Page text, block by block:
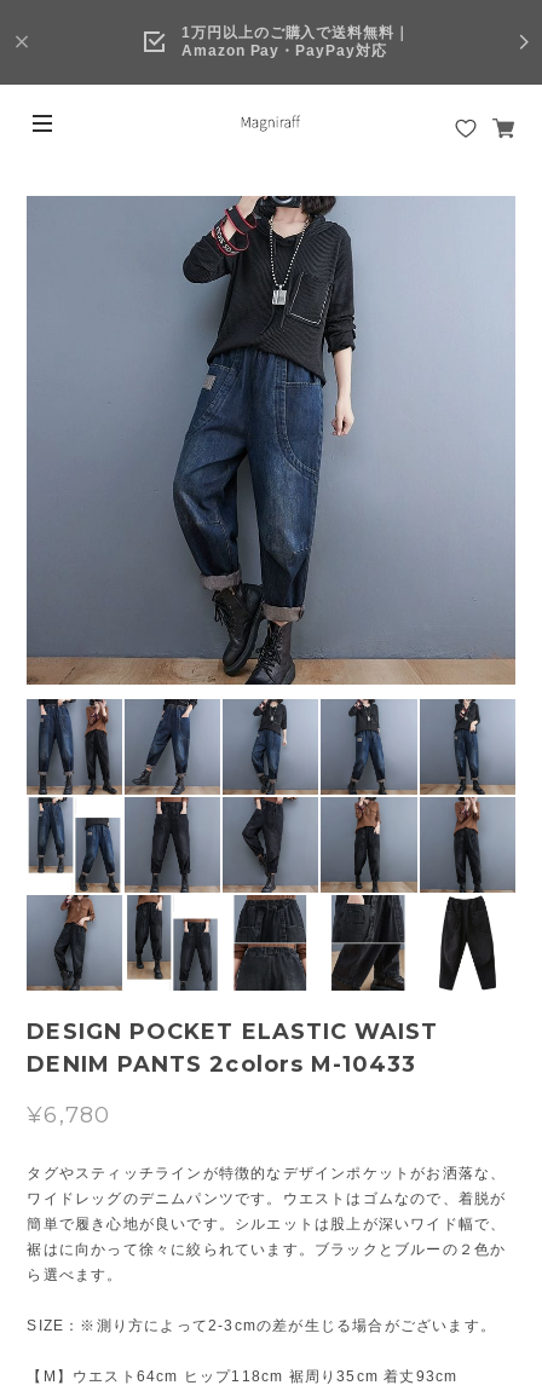
1万円以上のご購入で送料無料｜
Amazon Pay・PayPay対応
DESIGN POCKET ELASTIC WAIST
DENIM PANTS 2colors M-10433
¥6,780
タグやスティッチラインが特徴的なデザインポケットがお洒落な、
ワイドレッグのデニムパンツです。ウエストはゴムなので、着脱が
簡単で履き心地が良いです。シルエットは股上が深いワイド幅で、
裾はに向かって徐々に絞られています。ブラックとブルーの２色か
ら選べます。
SIZE：※測り方によって2-3cmの差が生じる場合がございます。
【M】ウエスト64cm ヒップ118cm 裾周り35cm 着丈93cm